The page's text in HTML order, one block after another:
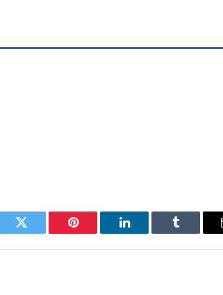
Twitter Pinterest LinkedIn Tumblr